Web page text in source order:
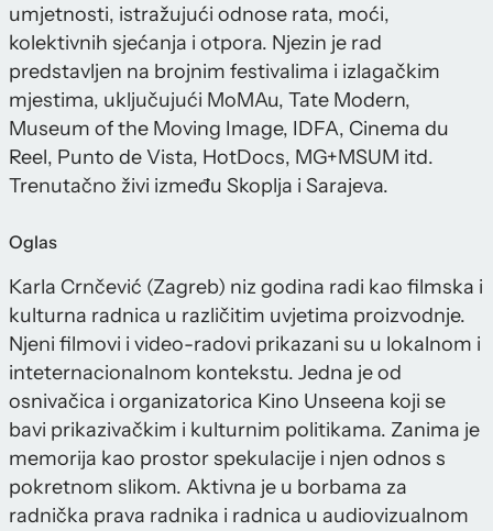
umjetnosti, istražujući odnose rata, moći,
kolektivnih sjećanja i otpora. Njezin je rad
predstavljen na brojnim festivalima i izlagačkim
mjestima, uključujući MoMAu, Tate Modern,
Museum of the Moving Image, IDFA, Cinema du
Reel, Punto de Vista, HotDocs, MG+MSUM itd.
Trenutačno živi između Skoplja i Sarajeva.
Oglas
Karla Crnčević (Zagreb) niz godina radi kao filmska i
kulturna radnica u različitim uvjetima proizvodnje.
Njeni filmovi i video-radovi prikazani su u lokalnom i
inteternacionalnom kontekstu. Jedna je od
osnivačica i organizatorica Kino Unseena koji se
bavi prikazivačkim i kulturnim politikama. Zanima je
memorija kao prostor spekulacije i njen odnos s
pokretnom slikom. Aktivna je u borbama za
radnička prava radnika i radnica u audiovizualnom